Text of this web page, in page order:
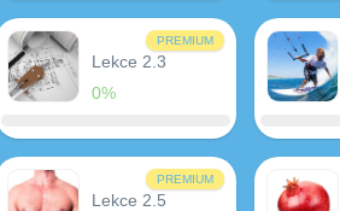
PREMIUM
Lekce 2.3
0%
PREMIUM
Lekce 2.5